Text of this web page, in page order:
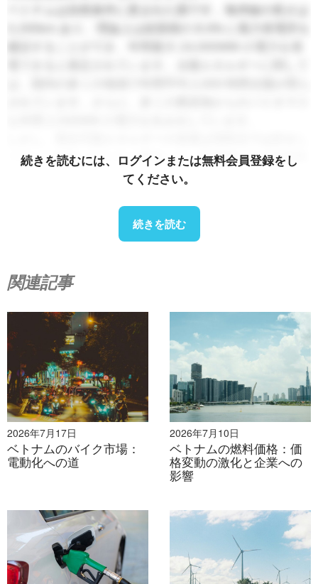
ベトナムは自然条件に恵まれた国です。海岸線の長さは
くない。EVN（ベトナム電力）は、先進国からの技術協
力や低金利ローンによる支援を受けて電気料金を値上げ
に、バイオマス発電の料金は4セント/kWhから5.3セン
ト/kWhに上昇したが、利益率が低いため投資家を引き
要がある。太陽エネルギーは、初期投資が最低4,000米
にあるとはいえ、広く普及するのは非常に難しい。同様
に、バイオマスエネルギーにも経済的メリットはない。
電力小売価格は、年間1～2回、平均5～10%上昇してい
る。 2015年3月、小売電力価格は7.5%まで上昇し、
2020年には9セント/kWhに達すると予想されていま
す。購入価格の上昇は予想外ではありませんが、利益を
上げるにはまだ不十分です。
再生可能エネルギーは他の発電方法に比べて経済効率が
低く、導入への障壁も大きい。例えば、現在までに51件
の支援を受けて導入されたのは3件のみである。そのた
め、国内外の投資家を誘致するためには、小規模なパイ
ロットプロジェクトを順次導入することを検討すべきで
ある。
続きを読むには、ログインまたは無料会員登録をし
てください。
続きを読む
関連記事
2026年7月17日
ベトナムのバイク市場：
電動化への道
2026年7月10日
ベトナムの燃料価格：価
格変動の激化と企業への
影響